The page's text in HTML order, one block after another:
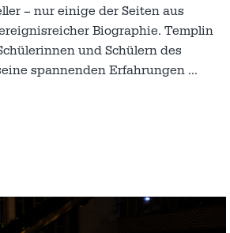
– nur einige der Seiten aus
Biographie. Templin
und Schülern des
spannenden Erfahrungen …